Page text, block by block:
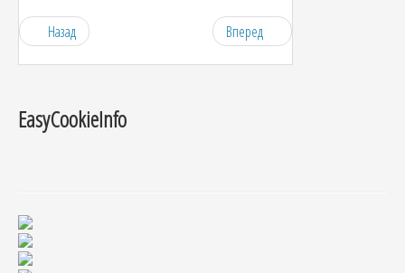
Назад Вперед
EasyCookieInfo